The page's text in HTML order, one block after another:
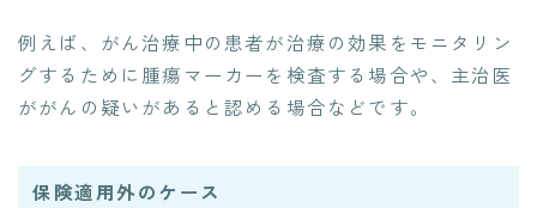
例えば、がん治療中の患者が治療の効果をモニタリン
グするために腫瘍マーカーを検査する場合や、主治医
ががんの疑いがあると認める場合などです。
保険適用外のケース